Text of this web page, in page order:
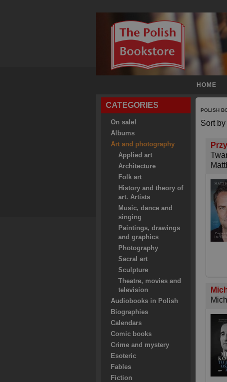
HOME
CATEGORIES
On sale!
Albums
Art and photography
Applied art
Architecture
Folk art
History and theory of
art. Artists
Music, dance and
singing
Paintings, drawings
and graphics
Photography
Sacral art
Sculpture
Theatre, movies and
television
Audiobooks in Polish
Biographies
Calendars
Comic books
Crime and mystery
Esoteric
Fables
Fiction
POLISH
Sort by